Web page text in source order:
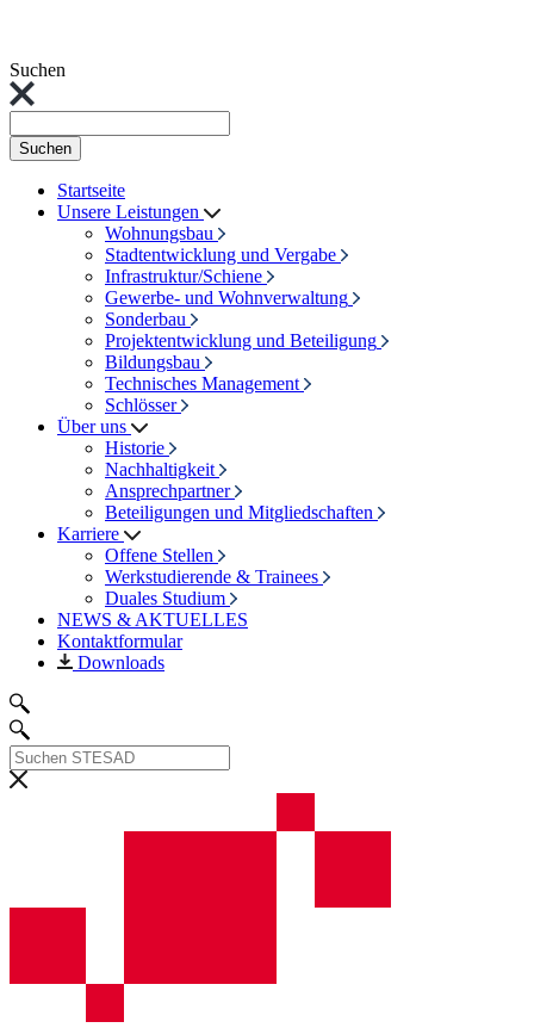
Suchen
Suchen
Startseite
Unsere Leistungen
Wohnungsbau
Stadtentwicklung und Vergabe
Infrastruktur/Schiene
Gewerbe- und Wohnverwaltung
Sonderbau
Projektentwicklung und Beteiligung
Bildungsbau
Technisches Management
Schlösser
Über uns
Historie
Nachhaltigkeit
Ansprechpartner
Beteiligungen und Mitgliedschaften
Karriere
Offene Stellen
Werkstudierende & Trainees
Duales Studium
NEWS & AKTUELLES
Kontaktformular
Downloads